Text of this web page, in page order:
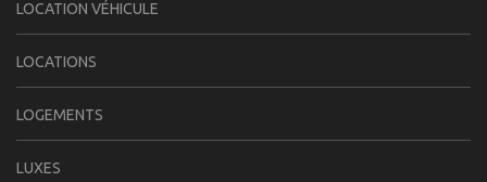
LOCATION VÉHICULE
LOCATIONS
LOGEMENTS
LUXES